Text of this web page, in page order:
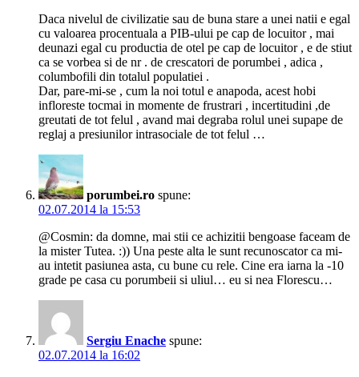
Daca nivelul de civilizatie sau de buna stare a unei natii e egal
cu valoarea procentuala a PIB-ului pe cap de locuitor , mai
deunazi egal cu productia de otel pe cap de locuitor , e de stiut
ca se vorbea si de nr . de crescatori de porumbei , adica ,
columbofili din totalul populatiei .
Dar, pare-mi-se , cum la noi totul e anapoda, acest hobi
infloreste tocmai in momente de frustrari , incertitudini ,de
greutati de tot felul , avand mai degraba rolul unei supape de
reglaj a presiunilor intrasociale de tot felul …
porumbei.ro spune:
02.07.2014 la 15:53
@Cosmin: da domne, mai stii ce achizitii bengoase faceam de
la mister Tutea. :)) Una peste alta le sunt recunoscator ca mi-
au intetit pasiunea asta, cu bune cu rele. Cine era iarna la -10
grade pe casa cu porumbeii si uliul… eu si nea Florescu…
Sergiu Enache spune:
02.07.2014 la 16:02